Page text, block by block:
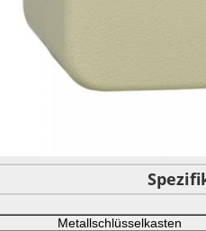
Metallschlüsselkasten